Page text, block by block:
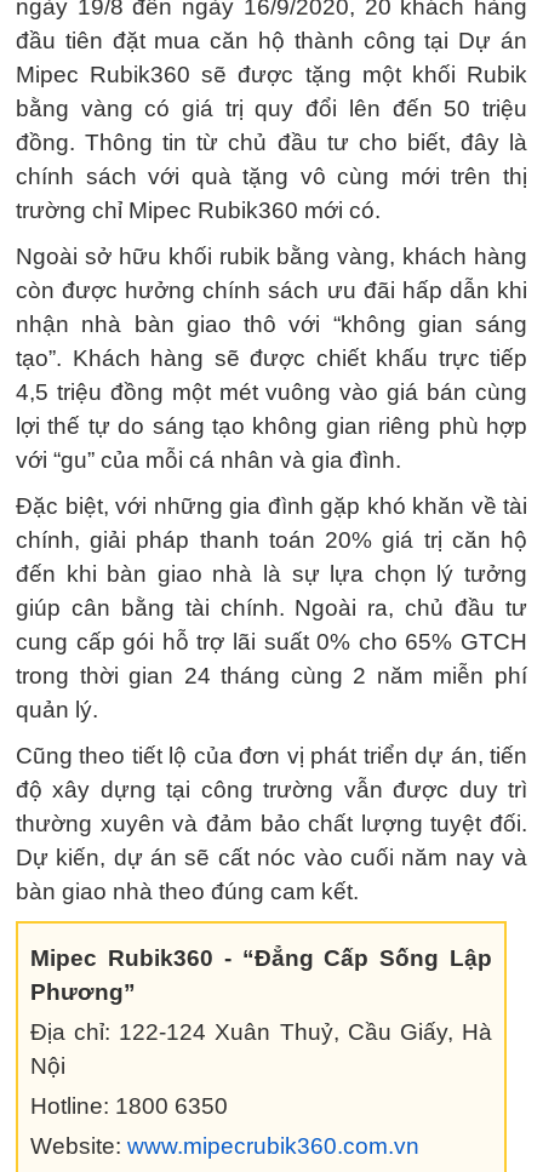
ngày 19/8 đến ngày 16/9/2020, 20 khách hàng
đầu tiên đặt mua căn hộ thành công tại Dự án
Mipec Rubik360 sẽ được tặng một khối Rubik
bằng vàng có giá trị quy đổi lên đến 50 triệu
đồng. Thông tin từ chủ đầu tư cho biết, đây là
chính sách với quà tặng vô cùng mới trên thị
trường chỉ Mipec Rubik360 mới có.
Ngoài sở hữu khối rubik bằng vàng, khách hàng
còn được hưởng chính sách ưu đãi hấp dẫn khi
nhận nhà bàn giao thô với “không gian sáng
tạo”. Khách hàng sẽ được chiết khấu trực tiếp
4,5 triệu đồng một mét vuông vào giá bán cùng
lợi thế tự do sáng tạo không gian riêng phù hợp
với “gu” của mỗi cá nhân và gia đình.
Đặc biệt, với những gia đình gặp khó khăn về tài
chính, giải pháp thanh toán 20% giá trị căn hộ
đến khi bàn giao nhà là sự lựa chọn lý tưởng
giúp cân bằng tài chính. Ngoài ra, chủ đầu tư
cung cấp gói hỗ trợ lãi suất 0% cho 65% GTCH
trong thời gian 24 tháng cùng 2 năm miễn phí
quản lý.
Cũng theo tiết lộ của đơn vị phát triển dự án, tiến
độ xây dựng tại công trường vẫn được duy trì
thường xuyên và đảm bảo chất lượng tuyệt đối.
Dự kiến, dự án sẽ cất nóc vào cuối năm nay và
bàn giao nhà theo đúng cam kết.
Mipec Rubik360 - “Đẳng Cấp Sống Lập
Phương”
Địa chỉ: 122-124 Xuân Thuỷ, Cầu Giấy, Hà
Nội
Hotline: 1800 6350
Website: www.mipecrubik360.com.vn